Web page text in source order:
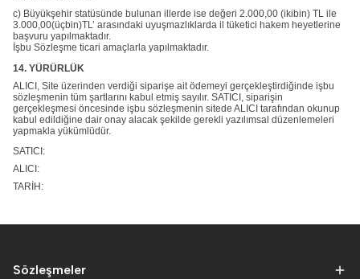
c) Büyükşehir statüsünde bulunan illerde ise değeri 2.000,00 (ikibin) TL ile
3.000,00(üçbin)TL’ arasındaki uyuşmazlıklarda il tüketici hakem heyetlerine
başvuru yapılmaktadır.
İşbu Sözleşme ticari amaçlarla yapılmaktadır.
14. YÜRÜRLÜK
ALICI, Site üzerinden verdiği siparişe ait ödemeyi gerçekleştirdiğinde işbu
sözleşmenin tüm şartlarını kabul etmiş sayılır. SATICI, siparişin
gerçekleşmesi öncesinde işbu sözleşmenin sitede ALICI tarafından okunup
kabul edildiğine dair onay alacak şekilde gerekli yazılımsal düzenlemeleri
yapmakla yükümlüdür.
SATICI:
ALICI:
TARİH:
Sözleşmeler